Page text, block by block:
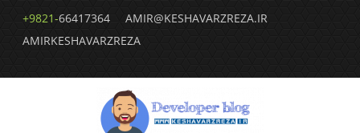
+9821-66417364
AMIR@KESHAVARZREZA.IR
AMIRKESHAVARZREZA